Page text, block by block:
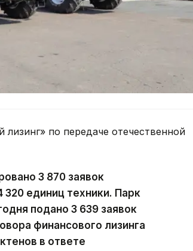
лизинг» по передаче отечественной
3 870 заявок
320 единиц техники. Парк
подано 3 639 заявок
финансового лизинга
в ответе